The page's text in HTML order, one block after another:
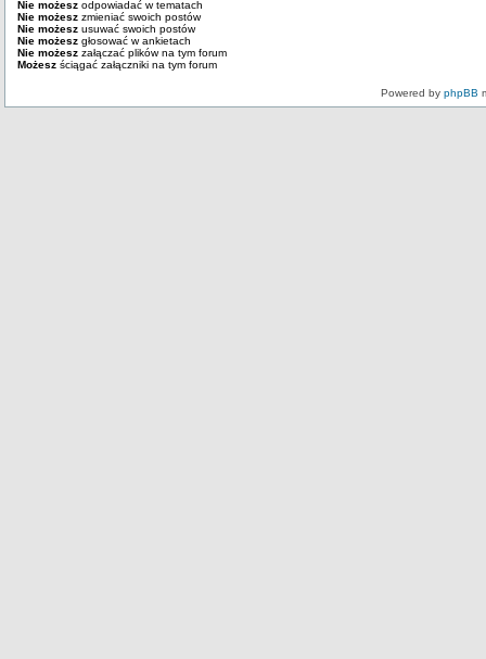
Nie możesz odpowiadać w tematach
Nie możesz zmieniać swoich postów
Nie możesz usuwać swoich postów
Nie możesz głosować w ankietach
Nie możesz załączać plików na tym forum
Możesz ściągać załączniki na tym forum
Powered by phpBB